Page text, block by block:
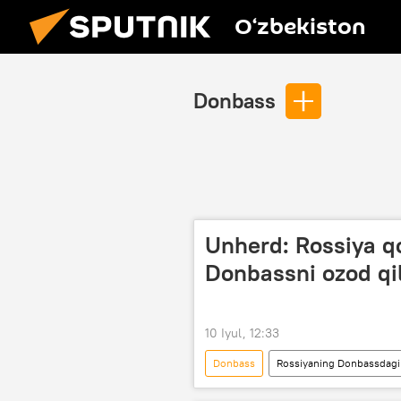
O‘zbekiston
Donbass
Unherd: Rossiya
Donbassni ozod
10 Iyul, 12:33
Donbass Rossiyaning
Dunyo yangiliklari
Donesk